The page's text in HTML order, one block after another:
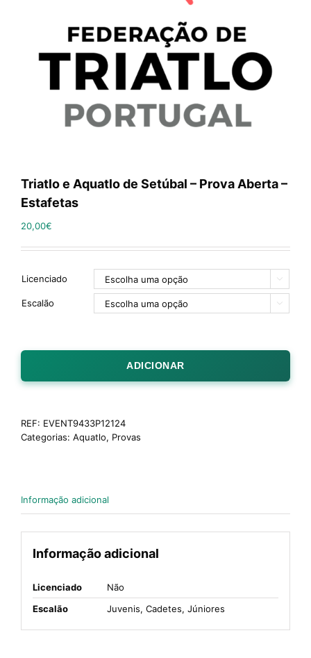
Triatlo e Aquatlo de Setúbal – Prova Aberta –
Estafetas
20,00€
Licenciado 
Escalão 
ADICIONAR
REF: EVENT9433P12124
Categorias: Aquatlo, Provas
Informação adicional
Informação adicional
Licenciado
Não
Escalão
Juvenis, Cadetes, Júniores